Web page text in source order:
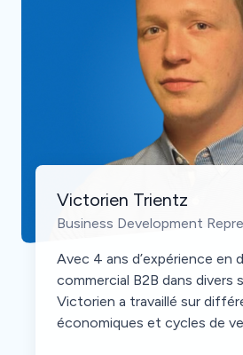
Victorien Trientz
Business Development
Avec 4 ans d’expérience en
commercial B2B dans divers
Victorien a travaillé sur
économiques et cycles de